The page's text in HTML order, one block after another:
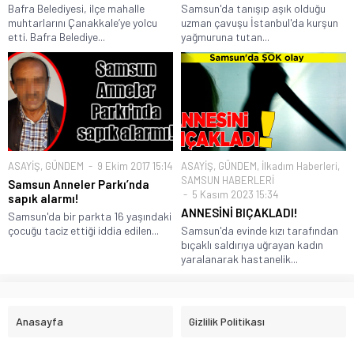
Bafra Belediyesi, ilçe mahalle
muhtarlarını Çanakkale’ye yolcu
etti. Bafra Belediye...
Samsun'da tanışıp aşık olduğu
uzman çavuşu İstanbul'da kurşun
yağmuruna tutan...
ASAYİŞ, GÜNDEM 9 Ekim 2017 15:14
Samsun Anneler Parkı’nda
sapık alarmı!
Samsun'da bir parkta 16 yaşındaki
çocuğu taciz ettiği iddia edilen...
ASAYİŞ, GÜNDEM, İlkadım Haberleri,
SAMSUN HABERLERİ
5 Kasım 2023 15:34
ANNESİNİ BIÇAKLADI!
Samsun'da evinde kızı tarafından
bıçaklı saldırıya uğrayan kadın
yaralanarak hastanelik...
Anasayfa Gizlilik Politikası